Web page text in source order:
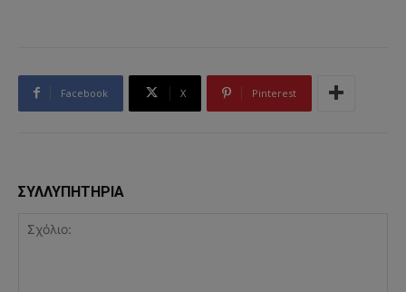
Facebook X Pinterest
ΣΥΛΛΥΠΗΤΗΡΙΑ